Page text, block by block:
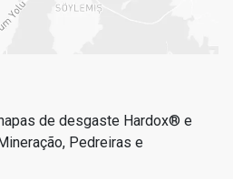
de desgaste Hardox® e
Pedreiras e